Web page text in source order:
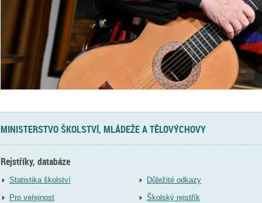
MINISTERSTVO ŠKOLSTVÍ, MLÁDEŽE A TĚLOVÝCHOVY
Rejstříky, databáze
Statistika školství
Pro veřejnost
Důležité odkazy
Školský rejstřík